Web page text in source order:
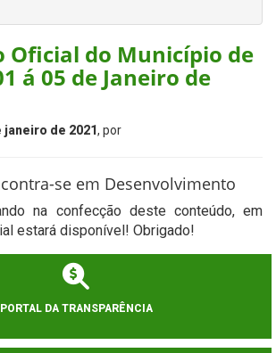
Oficial do Município de
á 05 de Janeiro de
janeiro de 2021, por
se em Desenvolvimento
na confecção deste conteúdo, em
estará disponível! Obrigado!
PORTAL DA TRANSPARÊNCIA